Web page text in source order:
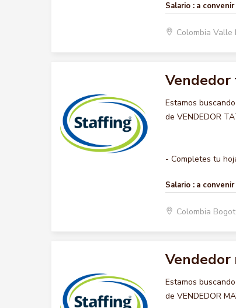
Salario : a convenir
Colombia Valle
Estamos
de VENDEDOR
- Completes tu
Salario : a convenir
Colombia
Vendedor
Estamos
de VENDEDOR